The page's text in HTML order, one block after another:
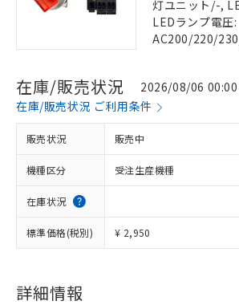
灯ユニット/-,
LEDランプ電圧:
AC200/220/
在庫/販売状況
2026/08/06 00:00
在庫/販売状況 ご利用条件
販売状況 販売中
機種区分 受注生産機種
在庫状況
標準価格(税別) ¥ 2,950
詳細情報